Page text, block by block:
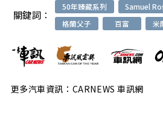
關鍵詞：
50年臻藏系列 Samuel
格蘭父子
百富 米
更多汽車資訊：CARNEWS 車訊網